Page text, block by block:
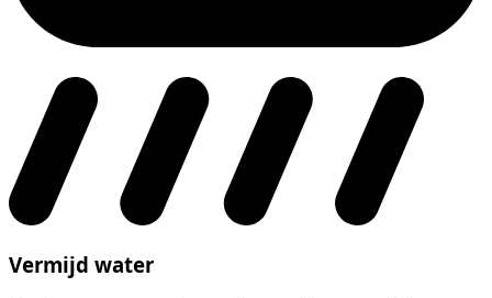
Vermijd water